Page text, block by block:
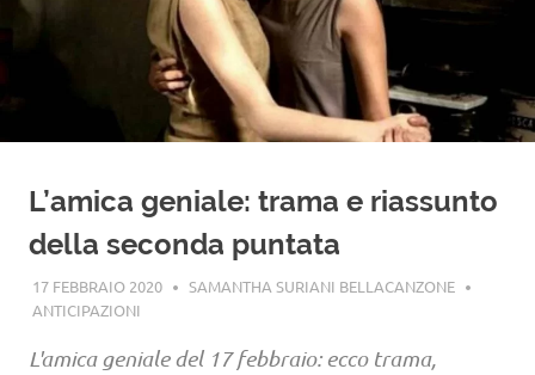
L’amica geniale: trama e riassunto
della seconda puntata
17 FEBBRAIO 2020
SAMANTHA SURIANI BELLACANZONE
ANTICIPAZIONI
L'amica geniale del 17 febbraio: ecco trama,